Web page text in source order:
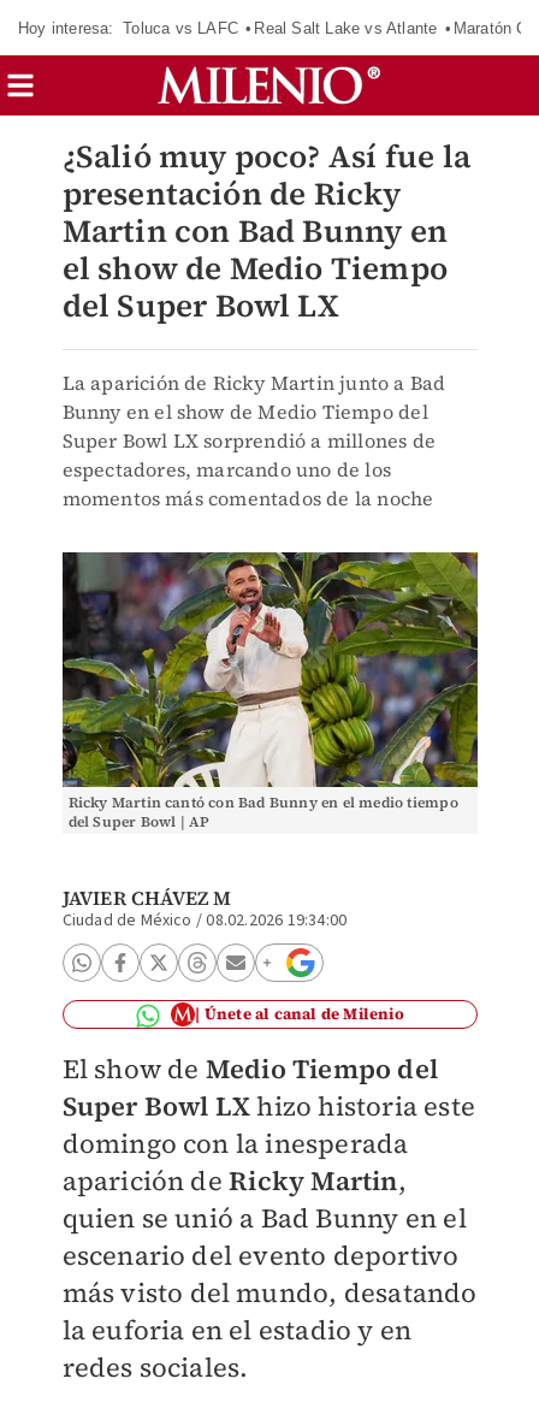
Hoy interesa: Toluca vs LAFC Real Salt Lake vs Atlante Maratón
¿Salió muy poco? Así fue la
presentación de Ricky
Martin con Bad Bunny en
el show de Medio Tiempo
del Super Bowl LX
La aparición de Ricky Martin junto a Bad
Bunny en el show de Medio Tiempo del
Super Bowl LX sorprendió a millones de
espectadores, marcando uno de los
momentos más comentados de la noche
Ricky Martin cantó con Bad Bunny en el medio tiempo
del Super Bowl | AP
JAVIER CHÁVEZ M
Ciudad de México /08.02.2026 19:34:00
Únete al canal de Milenio
El show de Medio Tiempo del
Super Bowl LXhizo historia este
domingo con la inesperada
aparición deRicky Martin,
quien se unió a Bad Bunny en el
escenario del evento deportivo
más visto del mundo, desatando
la euforia en el estadio y en
redes sociales.